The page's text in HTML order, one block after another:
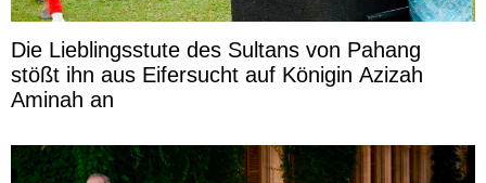
Die Lieblingsstute des Sultans von Pahang
stößt ihn aus Eifersucht auf Königin Azizah
Aminah an